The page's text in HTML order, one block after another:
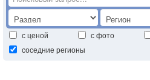
с ценой с фото
соседние регионы